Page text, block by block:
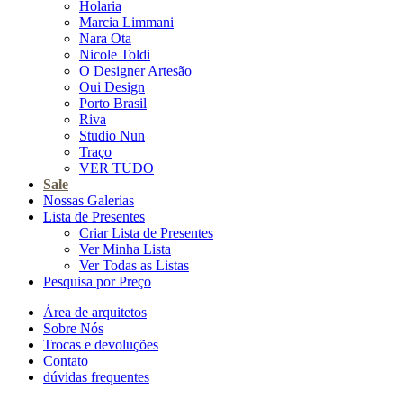
Holaria
Marcia Limmani
Nara Ota
Nicole Toldi
O Designer Artesão
Oui Design
Porto Brasil
Riva
Studio Nun
Traço
VER TUDO
Sale
Nossas Galerias
Lista de Presentes
Criar Lista de Presentes
Ver Minha Lista
Ver Todas as Listas
Pesquisa por Preço
Área de arquitetos
Sobre Nós
Trocas e devoluções
Contato
dúvidas frequentes